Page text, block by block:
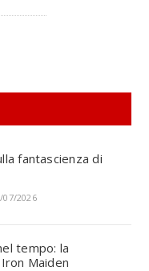
fantascienza di
07/2026
tempo: la
Maiden